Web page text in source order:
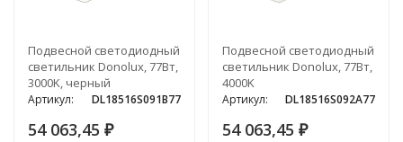
Подвесной светодиодный
светильник Donolux, 77Вт,
3000K, черный
Артикул: DL18516S091B77
54 063,45 ₽
Подвесной светодиодный
светильник Donolux, 77Вт,
4000K
Артикул: DL18516S092A77
54 063,45 ₽